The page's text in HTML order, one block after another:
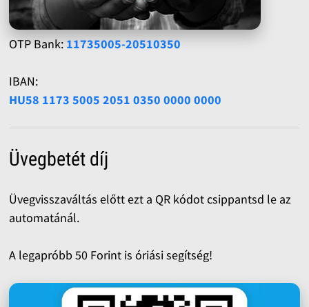
OTP Bank: 11735005-20510350
IBAN:
HU58 1173 5005 2051 0350 0000 0000
Üvegbetét díj
Üvegvisszaváltás előtt ezt a QR kódot csippantsd le az
automatánál.
A legapróbb 50 Forint is óriási segítség!